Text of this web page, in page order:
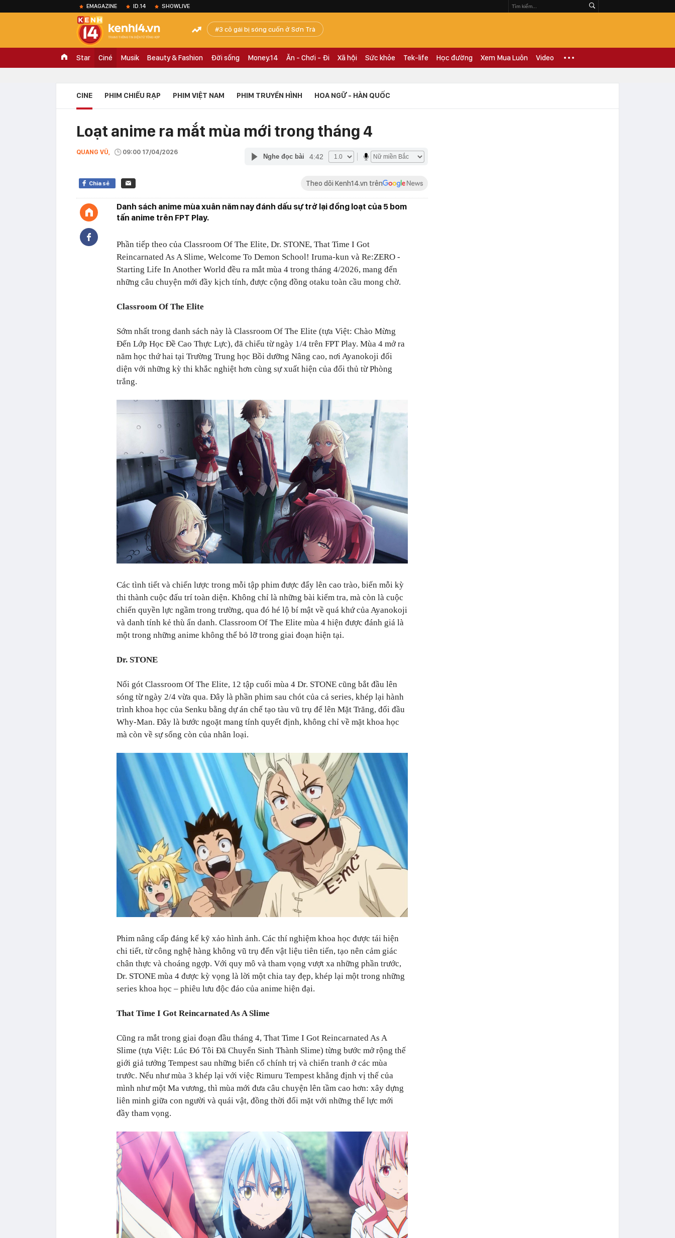
EMAGAZINE ID.14 SHOWLIVE
3 cô gái bị sóng cuốn ở Sơn Trà
Star Ciné Musik Beauty & Fashion Đời sống Money.14 Ăn - Chơi - Đi Xã hội Sức khỏe Tek-life Học đường Xem Mua Luôn Video
CINE PHIM CHIẾU RẠP PHIM VIỆT NAM PHIM TRUYỀN HÌNH HOA NGỮ - HÀN QUỐC
Loạt anime ra mắt mùa mới trong tháng 4
QUANG VŨ, 09:00 17/04/2026
Nghe đọc bài 4:42
Chia sẻ Theo dõi Kenh14.vn trên
Danh sách anime mùa xuân năm nay đánh dấu sự trở lại đồng loạt của 5 bom
tấn anime trên FPT Play.
Phần tiếp theo của Classroom Of The Elite, Dr. STONE, That Time I Got
Reincarnated As A Slime, Welcome To Demon School! Iruma-kun và Re:ZERO -
Starting Life In Another World đều ra mắt mùa 4 trong tháng 4/2026, mang đến
những câu chuyện mới đầy kịch tính, được cộng đồng otaku toàn cầu mong chờ.
Classroom Of The Elite
Sớm nhất trong danh sách này là Classroom Of The Elite (tựa Việt: Chào Mừng
Đến Lớp Học Đề Cao Thực Lực), đã chiếu từ ngày 1/4 trên FPT Play. Mùa 4 mở ra
năm học thứ hai tại Trường Trung học Bồi dưỡng Nâng cao, nơi Ayanokoji đối
diện với những kỳ thi khắc nghiệt hơn cùng sự xuất hiện của đối thủ từ Phòng
trắng.
Các tình tiết và chiến lược trong mỗi tập phim được đẩy lên cao trào, biến mỗi kỳ
thi thành cuộc đấu trí toàn diện. Không chỉ là những bài kiểm tra, mà còn là cuộc
chiến quyền lực ngầm trong trường, qua đó hé lộ bí mật về quá khứ của Ayanokoji
và danh tính kẻ thù ẩn danh. Classroom Of The Elite mùa 4 hiện được đánh giá là
một trong những anime không thể bỏ lỡ trong giai đoạn hiện tại.
Dr. STONE
Nối gót Classroom Of The Elite, 12 tập cuối mùa 4 Dr. STONE cũng bắt đầu lên
sóng từ ngày 2/4 vừa qua. Đây là phần phim sau chót của cả series, khép lại hành
trình khoa học của Senku bằng dự án chế tạo tàu vũ trụ để lên Mặt Trăng, đối đầu
Why-Man. Đây là bước ngoặt mang tính quyết định, không chỉ về mặt khoa học
mà còn về sự sống còn của nhân loại.
Phim nâng cấp đáng kể kỹ xảo hình ảnh. Các thí nghiệm khoa học được tái hiện
chi tiết, từ công nghệ hàng không vũ trụ đến vật liệu tiên tiến, tạo nên cảm giác
chân thực và choáng ngợp. Với quy mô và tham vọng vượt xa những phần trước,
Dr. STONE mùa 4 được kỳ vọng là lời một chia tay đẹp, khép lại một trong những
series khoa học – phiêu lưu độc đáo của anime hiện đại.
That Time I Got Reincarnated As A Slime
Cũng ra mắt trong giai đoạn đầu tháng 4, That Time I Got Reincarnated As A
Slime (tựa Việt: Lúc Đó Tôi Đã Chuyển Sinh Thành Slime) từng bước mở rộng thế
giới giả tưởng Tempest sau những biến cố chính trị và chiến tranh ở các mùa
trước. Nếu như mùa 3 khép lại với việc Rimuru Tempest khẳng định vị thế của
mình như một Ma vương, thì mùa mới đưa câu chuyện lên tầm cao hơn: xây dựng
liên minh giữa con người và quái vật, đồng thời đối mặt với những thế lực mới
đầy tham vọng.